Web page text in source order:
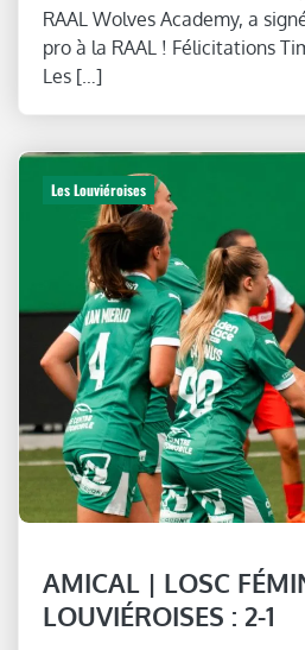
RAAL Wolves Academy, a
pro à la RAAL ! Félicitations
Les […]
Les Louviéroises
AMICAL | LOSC
LOUVIÉROISES : 2-1